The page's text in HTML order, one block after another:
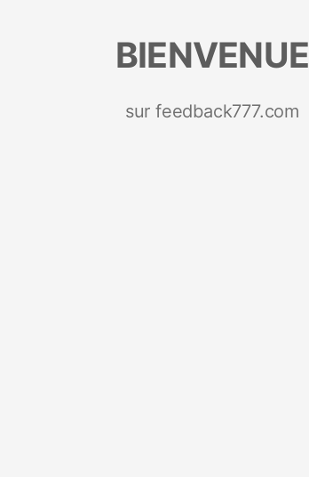
BIENVENUE
sur feedback777.com